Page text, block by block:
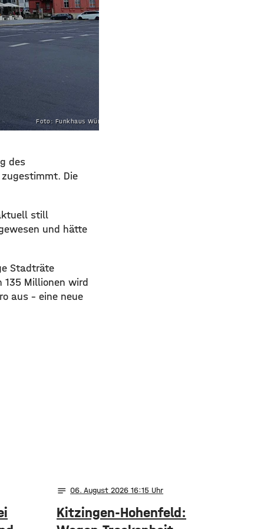
Foto: Funkhaus Würzburg
des
Die
still
und hätte
Stadträte
135 Millionen wird
aus – eine neue
notes 06. August 2026 16:15
Kitzingen-Hohenfeld: